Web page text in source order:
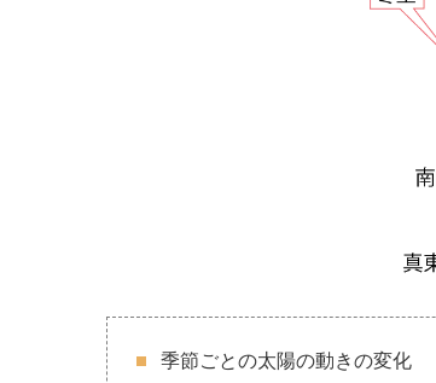
季節ごとの太陽の動きの変化